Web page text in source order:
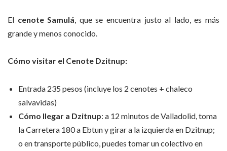
El cenote Samulá , que se encuentra justo al lado, es más
grande y menos conocido.
Cómo visitar el Cenote Dzitnup:
Entrada 235 pesos (incluye los 2 cenotes + chaleco
salvavidas)
Cómo llegar a Dzitnup: a 12 minutos de Valladolid, toma
la Carretera 180 a Ebtun y girar a la izquierda en Dzitnup;
o en transporte público, puedes tomar un colectivo en